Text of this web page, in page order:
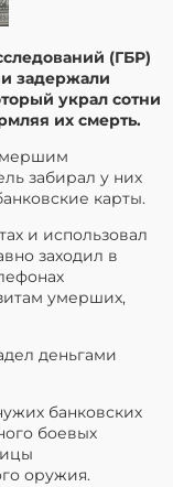
(ГБР)
задержали
украл сотни
их смерть.
забирал у них
карты.
и использовал
заходил в
умерших,
деньгами
банковских
боевых
оружия.